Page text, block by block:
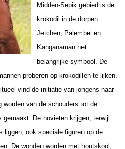
Midden-Sepik gebied is de
krokodil in de dorpen
Jetchen, Palembei en
Kanganaman het
belangrijke symbool. De
proberen op krokodillen te lijken.
vind de initiatie van jongens naar
van de schouders tot de
De novieten krijgen, terwijl
liggen, ook speciale figuren op de
De wonden worden met houtskool,